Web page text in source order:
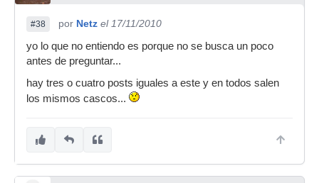
#38 por Netz el 17/11/2010
yo lo que no entiendo es porque no se busca un poco
antes de preguntar...
hay tres o cuatro posts iguales a este y en todos salen
los mismos cascos...